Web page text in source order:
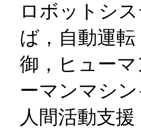
ロボットシ
ば，自動運
御，ヒュー
ーマンマシ
人間活動支